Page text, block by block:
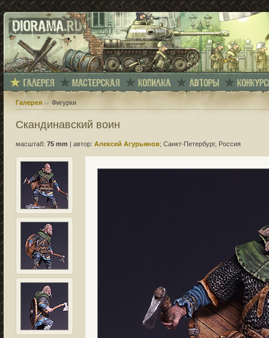
Галерея Фигурки
Скандинавский воин
масштаб: 75 mm автор: Алексей Агурьянов; Санкт-Петербург, Россия